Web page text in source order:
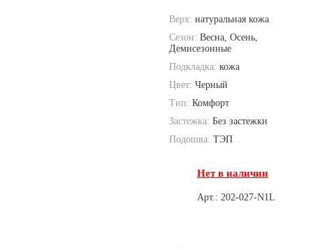
Верх: натуральная кожа
Сезон: Весна, Осень,
Демисезонные
Подкладка: кожа
Цвет: Черный
Тип: Комфорт
Застежка: Без застежки
Подошва: ТЭП
Нет в наличии
Арт.: 202-027-N1L